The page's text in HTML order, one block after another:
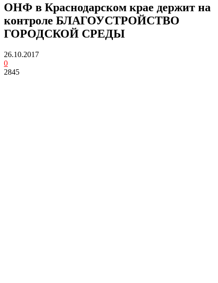
ОНФ в Краснодарском крае держит на
контроле БЛАГОУСТРОЙСТВО
ГОРОДСКОЙ СРЕДЫ
26.10.2017
0
2845